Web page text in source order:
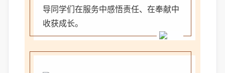
导同学们在服务中感悟责任、在奉献中
收获成长。